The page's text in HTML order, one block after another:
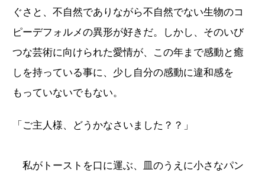
ぐさと、不自然でありながら不自然でない生物のコ
ピーデフォルメの異形が好きだ。しかし、そのいび
つな芸術に向けられた愛情が、この年まで感動と癒
しを持っている事に、少し自分の感動に違和感を
もっていないでもない。
「ご主人様、どうかなさいました？？」
私がトーストを口に運ぶ、皿のうえに小さなパン